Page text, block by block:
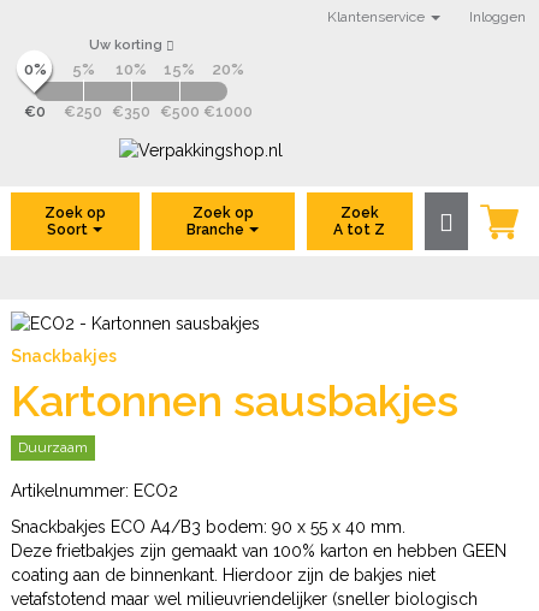
Klantenservice Inloggen
Uw korting
0%
€0
5%
€250
10%
€350
15%
€500
20%
€1000
VerpakkingShop.nl
Zoek op
Soort
Zoek op
Branche
Zoek
A tot Z
Snackbakjes
Kartonnen sausbakjes
Duurzaam
Artikelnummer: ECO2
Snackbakjes ECO A4/B3 bodem: 90 x 55 x 40 mm.
Deze frietbakjes zijn gemaakt van 100% karton en hebben GEEN
coating aan de binnenkant. Hierdoor zijn de bakjes niet
vetafstotend maar wel milieuvriendelijker (sneller biologisch